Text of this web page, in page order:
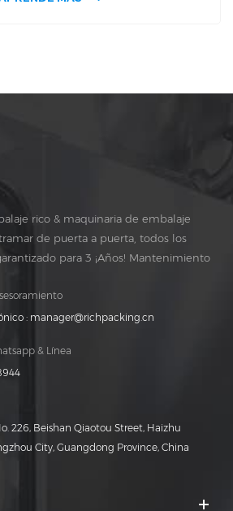
de por vida, DPP 130 Servicio
rico & maquinaria de embalaje
de puerta a puerta, todos los
para 3 ¡Años! Mantenimiento
: manager@richpacking.cn
& Línea
226, Beishan Qiaotou Street, Haizhu
City, Guangdong Province, China